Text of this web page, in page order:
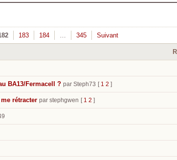
183 184 … 345 Suivant
BA13/Fermacell ? par Steph73 [ 1 2 ]
rétracter par stephgwen [ 1 2 ]